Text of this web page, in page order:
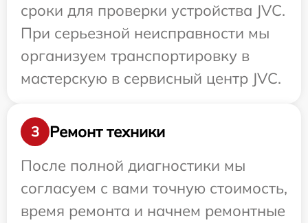
сроки для проверки устройства JVC.
При серьезной неисправности мы
организуем транспортировку в
мастерскую в сервисный центр JVC.
3
Ремонт техники
После полной диагностики мы
согласуем с вами точную стоимость,
время ремонта и начнем ремонтные